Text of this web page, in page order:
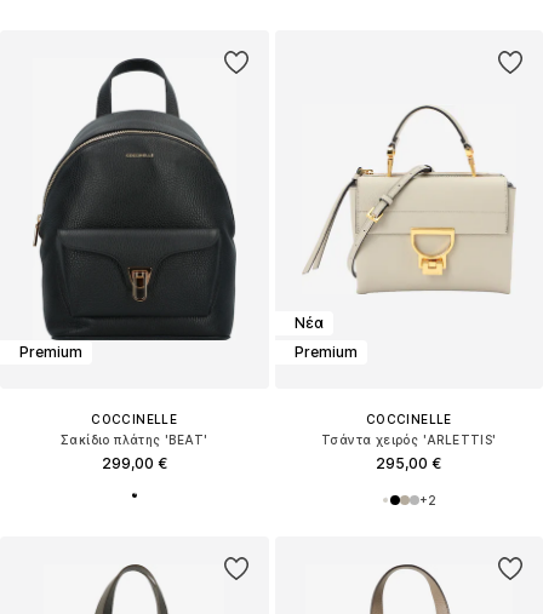
Premium
COCCINELLE
Σακίδιο πλάτης 'BEAT'
299,00 €
Νέα
Premium
COCCINELLE
Τσάντα χειρός 'ARLETTIS'
295,00 €
+2